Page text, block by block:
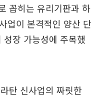
꼽히는 유리기판과 하
업이 본격적인 양산 단
장 가능성에 주목했
탄 신사업의 짜릿한